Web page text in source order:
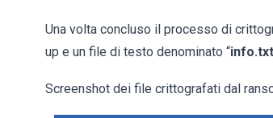
Una volta concluso il processo di
up e un file di testo denominato “info.txt
Screenshot dei file crittografati dal